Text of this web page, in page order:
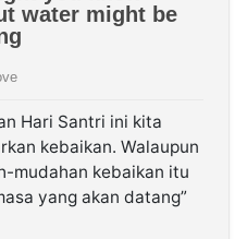
Hari Santri ini kita
kebaikan. Walaupun
mudahan kebaikan itu
yang akan datang”